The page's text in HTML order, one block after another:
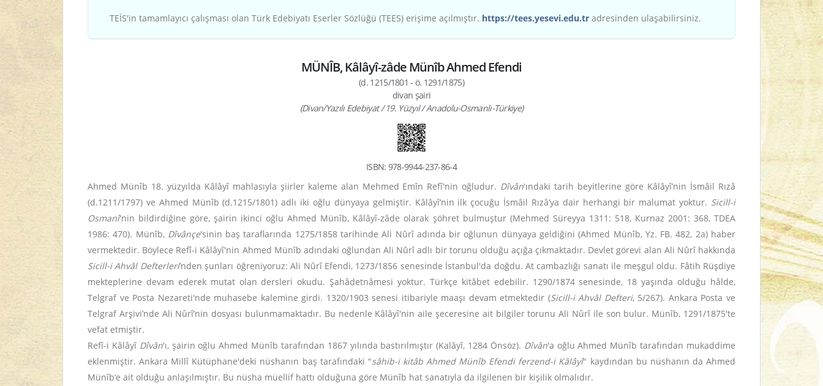
TEİS'in tamamlayıcı çalışması olan Türk Edebiyatı Eserler Sözlüğü (TEES) erişime açılmıştır. https://tees.yesevi.edu.tr adresinden ulaşabilirsiniz.
MÜNÎB, Kâlâyî-zâde Münîb Ahmed Efendi
(d. 1215/1801 - ö. 1291/1875)
divan şairi
(Divan/Yazılı Edebiyat / 19. Yüzyıl / Anadolu-Osmanlı-Türkiye)
ISBN: 978-9944-237-86-4
Ahmed Münîb 18. yüzyılda Kâlâyî mahlasıyla şiirler kaleme alan Mehmed Emîn Refî'nin oğludur. Dîvân'ındaki tarih beyitlerine göre Kâlâyî’nin İsmâil Rızâ
(d.1211/1797) ve Ahmed Münîb (d.1215/1801) adlı iki oğlu dünyaya gelmiştir. Kâlâyî’nin ilk çocuğu İsmâil Rızâ’ya dair herhangi bir malumat yoktur. Sicill-i
Osmanî'nin bildirdiğine göre, şairin ikinci oğlu Ahmed Münîb, Kâlâyî-zâde olarak şöhret bulmuştur (Mehmed Süreyya 1311: 518, Kurnaz 2001: 368, TDEA
1986: 470). Münîb, Dîvânçe'sinin baş taraflarında 1275/1858 tarihinde Ali Nûrî adında bir oğlunun dünyaya geldiğini (Ahmed Münîb, Yz. FB. 482, 2a) haber
vermektedir. Böylece Refî-i Kâlâyî'nin Ahmed Münîb adındaki oğlundan Ali Nûrî adlı bir torunu olduğu açığa çıkmaktadır. Devlet görevi alan Ali Nûrî hakkında
Sicill-i Ahvâl Defterleri’nden şunları öğreniyoruz: Ali Nûrî Efendi, 1273/1856 senesinde İstanbul'da doğdu. At cambazlığı sanatı ile meşgul oldu. Fâtih Rüşdiye
mekteplerine devam ederek mutat olan dersleri okudu. Şahâdetnâmesi yoktur. Türkçe kitâbet edebilir. 1290/1874 senesinde, 18 yaşında olduğu hâlde,
Telgraf ve Posta Nezareti'nde muhasebe kalemine girdi. 1320/1903 senesi itibariyle maaşı devam etmektedir (Sicill-i Ahvâl Defteri, 5/267). Ankara Posta ve
Telgraf Arşivi’nde Ali Nûrî’nin dosyası bulunmamaktadır. Bu nedenle Kâlâyî'nin aile şeceresine ait bilgiler torunu Ali Nûrî ile son bulur. Münîb, 1291/1875'te
vefat etmiştir.
Refî-i Kâlâyî Dîvân'ı, şairin oğlu Ahmed Münîb tarafından 1867 yılında bastırılmıştır (Kalâyî, 1284 Önsöz). Dîvân'a oğlu Ahmed Münîb tarafından mukaddime
eklenmiştir. Ankara Millî Kütüphane'deki nüshanın baş tarafındaki "sâhib-i kitâb Ahmed Münîb Efendi ferzend-i Kâlâyî" kaydından bu nüshanın da Ahmed
Münîb’e ait olduğu anlaşılmıştır. Bu nüsha müellif hattı olduğuna göre Münîb hat sanatıyla da ilgilenen bir kişilik olmalıdır.